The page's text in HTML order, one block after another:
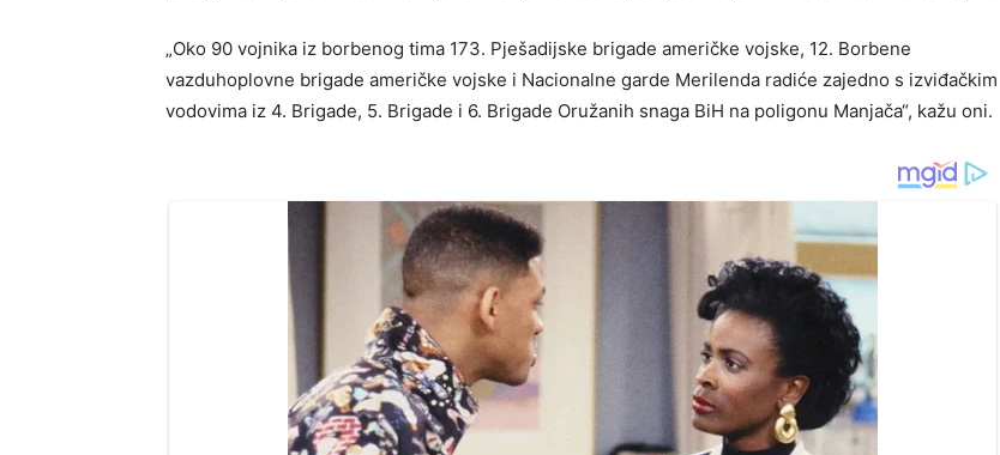
„Oko 90 vojnika iz borbenog tima 173. Pješadijske brigade američke vojske, 12. Borbene
vazduhoplovne brigade američke vojske i Nacionalne garde Merilenda radiće zajedno s izviđačkim
vodovima iz 4. Brigade, 5. Brigade i 6. Brigade Oružanih snaga BiH na poligonu Manjača“, kažu oni.